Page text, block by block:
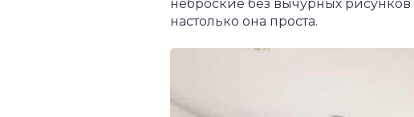
неброские без вычурных рисунков
настолько она проста.